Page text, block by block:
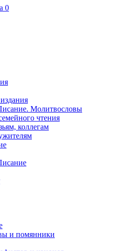
0
Молитвословы
чтения
коллегам
и помянники